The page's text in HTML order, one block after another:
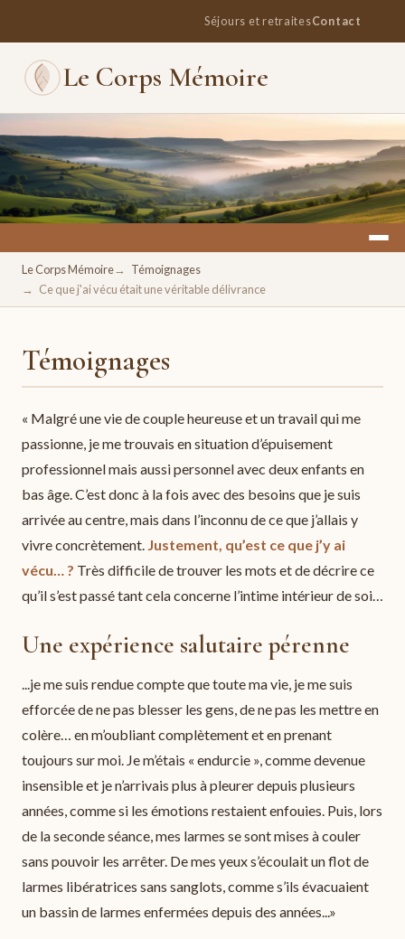
Séjours et retraitesContact
Le Corps Mémoire
Un espace pour se retrouver, se ressourcer, se réconcilier
avec soi.
Le Corps Mémoire
Témoignages
Ce que j'ai vécu était une véritable délivrance
Témoignages
« Malgré une vie de couple heureuse et un travail qui me
passionne, je me trouvais en situation d’épuisement
professionnel mais aussi personnel avec deux enfants en
bas âge. C’est donc à la fois avec des besoins que je suis
arrivée au centre, mais dans l’inconnu de ce que j’allais y
vivre concrètement. Justement, qu’est ce que j’y ai
vécu… ? Très difficile de trouver les mots et de décrire ce
qu’il s’est passé tant cela concerne l’intime intérieur de soi…
Une expérience salutaire pérenne
...je me suis rendue compte que toute ma vie, je me suis
efforcée de ne pas blesser les gens, de ne pas les mettre en
colère… en m’oubliant complètement et en prenant
toujours sur moi. Je m’étais « endurcie », comme devenue
insensible et je n’arrivais plus à pleurer depuis plusieurs
années, comme si les émotions restaient enfouies. Puis, lors
de la seconde séance, mes larmes se sont mises à couler
sans pouvoir les arrêter. De mes yeux s’écoulait un flot de
larmes libératrices sans sanglots, comme s’ils évacuaient
un bassin de larmes enfermées depuis des années...»